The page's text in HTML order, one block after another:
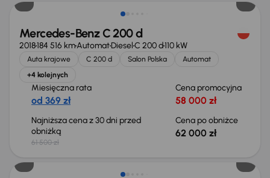
Mercedes-Benz C 200 d
2018184 516 kmAutomatDieselC 200 d110 kW
Auta krajowe C 200 d Salon Polska
Automat
+4 kolejnych
Miesięczna rata
od 369 zł
Cena promocyjna
58 000 zł
Najniższa cena z 30 dni przed
obniżką
61 500 zł
Cena po obniżce
62 000 zł